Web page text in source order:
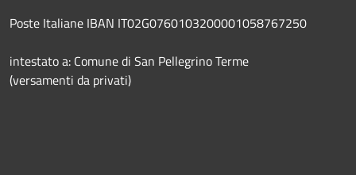
Poste Italiane IBAN IT02G0760103200001058767250
intestato a: Comune di San Pellegrino Terme
(versamenti da privati)